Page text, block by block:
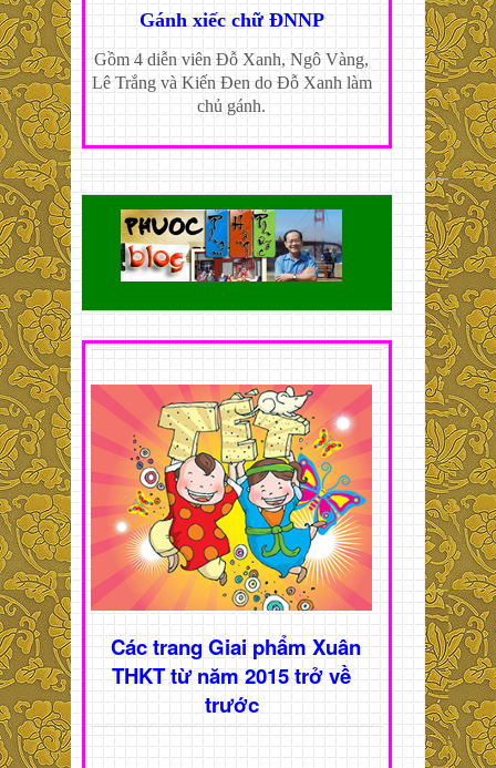
Gánh xiếc chữ ĐNNP
Gồm 4 diễn viên Đỗ Xanh, Ngô Vàng,
Lê Trắng và Kiến Đen do Đỗ Xanh làm
chủ gánh.
Các trang Giai phẩm Xuân
THKT từ năm 2015 trở về
trước